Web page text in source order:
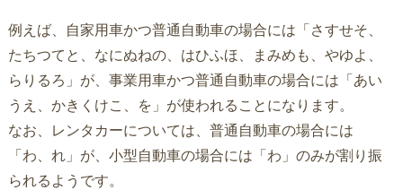
例えば、自家用車かつ普通自動車の場合には「さすせそ、
たちつてと、なにぬねの、はひふほ、まみめも、やゆよ、
らりるろ」が、事業用車かつ普通自動車の場合には「あい
うえ、かきくけこ、を」が使われることになります。
なお、レンタカーについては、普通自動車の場合には
「わ、れ」が、小型自動車の場合には「わ」のみが割り振
られるようです。